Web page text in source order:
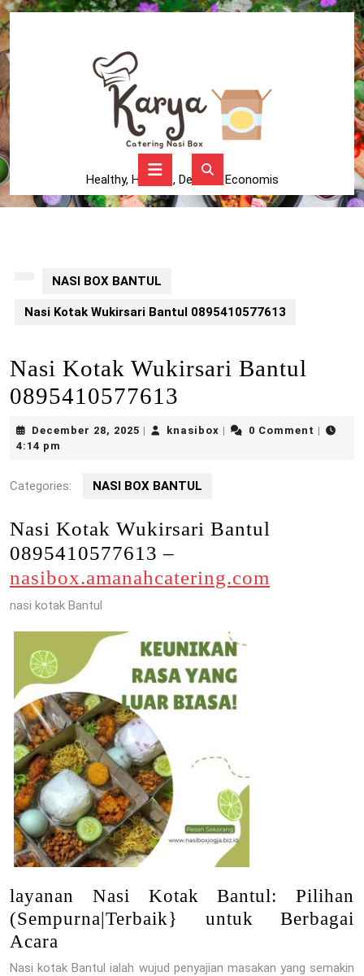
Skip
to
content
Healthy, Higienis, Delicius, Economis
Button
NASI BOX BANTUL
Nasi Kotak Wukirsari Bantul 0895410577613
Nasi Kotak Wukirsari Bantul
0895410577613
December 28, 2025 December
knasibox knasibox0 Comment
4:14 pm
Categories: NASI BOX BANTUL
Nasi Kotak Wukirsari Bantul
0895410577613 –
nasibox.amanahcatering.com
nasi kotak Bantul
layanan Nasi Kotak Bantul: Pilihan
(Sempurna|Terbaik} untuk Berbagai
Acara
Nasi kotak Bantul ialah wujud penyajian masakan yang semakin